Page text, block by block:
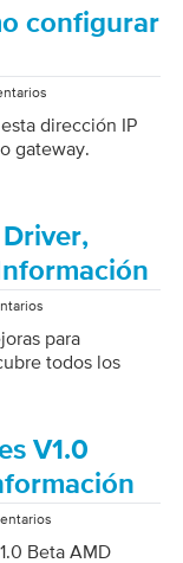
configurar
dirección IP
gateway.
para
todos los
V1.0
Beta AMD